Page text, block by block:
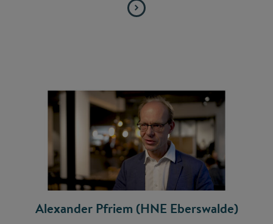
Alexander Pfriem (HNE Eberswalde)